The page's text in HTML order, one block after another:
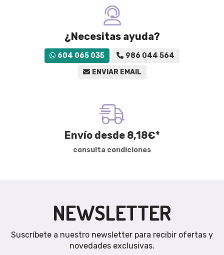
¿Necesitas ayuda?
604 065 035
986 044 564
ENVIAR EMAIL
Envío desde 8,18€*
consulta condiciones
NEWSLETTER
Suscríbete a nuestro newsletter para recibir ofertas y
novedades exclusivas.